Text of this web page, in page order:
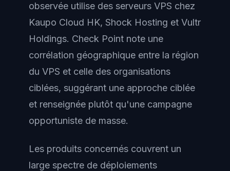
observée utilise des serveurs VPS chez
Kaupo Cloud HK, Shock Hosting et Vultr
Holdings. Check Point note une
corrélation géographique entre la région
du VPS et celle des organisations
ciblées, suggérant une approche ciblée
et renseignée plutôt qu'une campagne
opportuniste de masse.
Les produits concernés couvrent un
large spectre de déploiements